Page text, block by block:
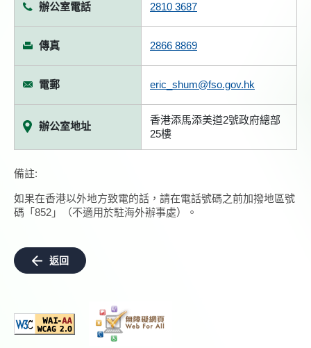
辦公室電話 2810 3687
傳真 2866 8869
電郵 eric_shum@fso.gov.hk
辦公室地址
香港添馬添美道2號政府總部
25樓
備註:
如果在香港以外地方致電的話，請在電話號碼之前加撥地區號
碼「852」（不適用於駐海外辦事處）。
返回